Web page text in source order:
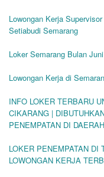
Lowongan Kerja
Setiabudi Semarang
Loker Semarang Bulan
Lowongan Kerja di
INFO LOKER TERBARU
CIKARANG |
PENEMPATAN DI
LOKER PENEMPATAN DI
LOWONGAN KERJA